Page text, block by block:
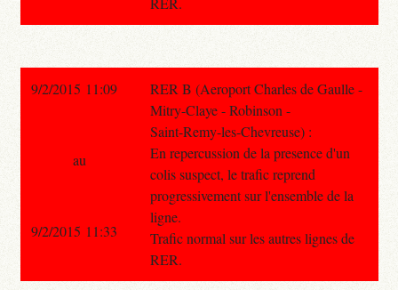
9/2/2015 11:09
RER B (Aeroport Charles de Gaulle -
Mitry-Claye - Robinson -
Saint-Remy-les-Chevreuse) :
En repercussion de la presence d'un
colis suspect, le trafic reprend
progressivement sur l'ensemble de la
ligne.
Trafic normal sur les autres lignes de
RER.
au
9/2/2015 11:33